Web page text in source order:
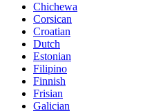
Chichewa
Corsican
Croatian
Dutch
Estonian
Filipino
Finnish
Frisian
Galician